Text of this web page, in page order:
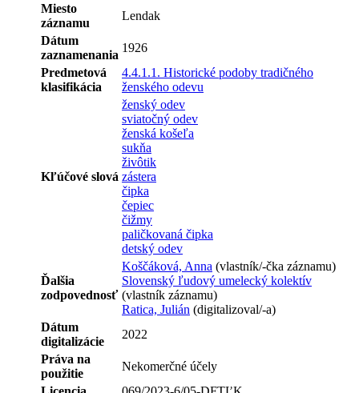
Miesto
záznamu
Lendak
Dátum
zaznamenania
1926
Predmetová
klasifikácia
4.4.1.1. Historické podoby tradičného
ženského odevu
Kľúčové slová
ženský odev
sviatočný odev
ženská košeľa
sukňa
živôtik
zástera
čipka
čepiec
čižmy
paličkovaná čipka
detský odev
Ďalšia
zodpovednosť
Koščáková, Anna (vlastník/-čka záznamu)
Slovenský ľudový umelecký kolektív
(vlastník záznamu)
Ratica, Julián (digitalizoval/-a)
Dátum
digitalizácie
2022
Práva na
použitie
Nekomerčné účely